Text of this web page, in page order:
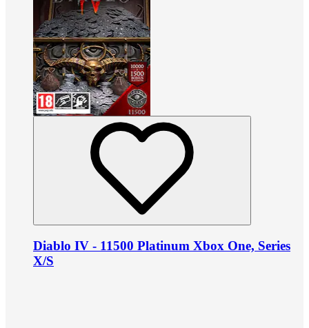
Diablo IV - 11500 Platinum Xbox One, Series
X/S